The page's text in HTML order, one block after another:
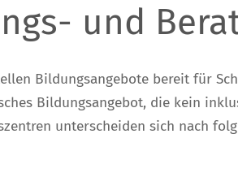
und
Bildungsangebote bereit für
Bildungsangebot, die kein
unterscheiden sich nach